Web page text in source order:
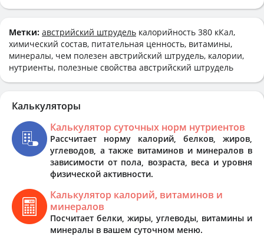
Метки: австрийский штрудель калорийность 380 кКал,
химический состав, питательная ценность, витамины,
минералы, чем полезен австрийский штрудель, калории,
нутриенты, полезные свойства австрийский штрудель
Калькуляторы
Калькулятор суточных норм нутриентов
Рассчитает норму калорий, белков, жиров,
углеводов, а также витаминов и минералов в
зависимости от пола, возраста, веса и уровня
физической активности.
Калькулятор калорий, витаминов и
минералов
Посчитает белки, жиры, углеводы, витамины и
минералы в вашем суточном меню.